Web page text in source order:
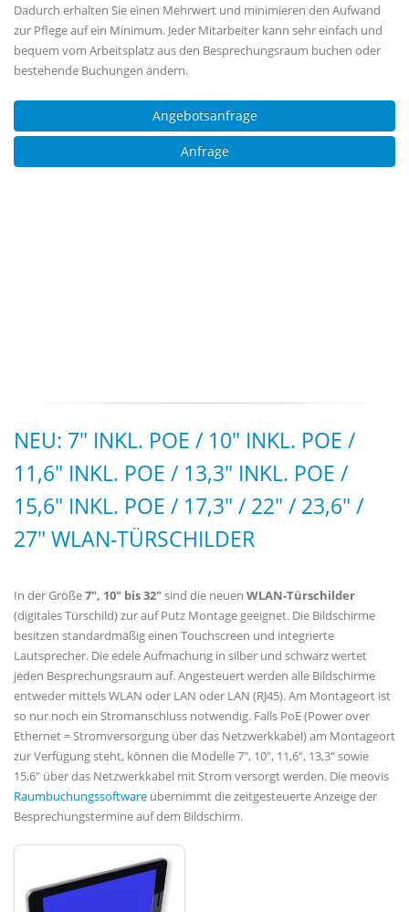
Dadurch erhalten Sie einen Mehrwert und minimieren den Aufwand
zur Pflege auf ein Minimum. Jeder Mitarbeiter kann sehr einfach und
bequem vom Arbeitsplatz aus den Besprechungsraum buchen oder
bestehende Buchungen ändern.
Angebotsanfrage
Anfrage
NEU: 7" INKL. POE / 10" INKL. POE /
11,6" INKL. POE / 13,3" INKL. POE /
15,6" INKL. POE / 17,3" / 22" / 23,6" /
27" WLAN-TÜRSCHILDER
In der Größe7", 10" bis 32"sind die neuen WLAN-Türschilder
(digitales Türschild) zur auf Putz Montage geeignet. Die Bildschirme
besitzen standardmäßig einen Touchscreen und integrierte
Lautsprecher. Die edele Aufmachung in silber und schwarz wertet
jeden Besprechungsraum auf. Angesteuert werden alle Bildschirme
entweder mittels WLAN oder LAN oder LAN (RJ45). Am Montageort ist
so nur noch ein Stromanschluss notwendig. Falls PoE (Power over
Ethernet = Stromversorgung über das Netzwerkkabel) am Montageort
zur Verfügung steht, können die Modelle 7", 10", 11,6", 13,3" sowie
15,6" über das Netzwerkkabel mit Strom versorgt werden. Die meovis
Raumbuchungssoftware übernimmt die zeitgesteuerte Anzeige der
Besprechungstermine auf dem Bildschirm.